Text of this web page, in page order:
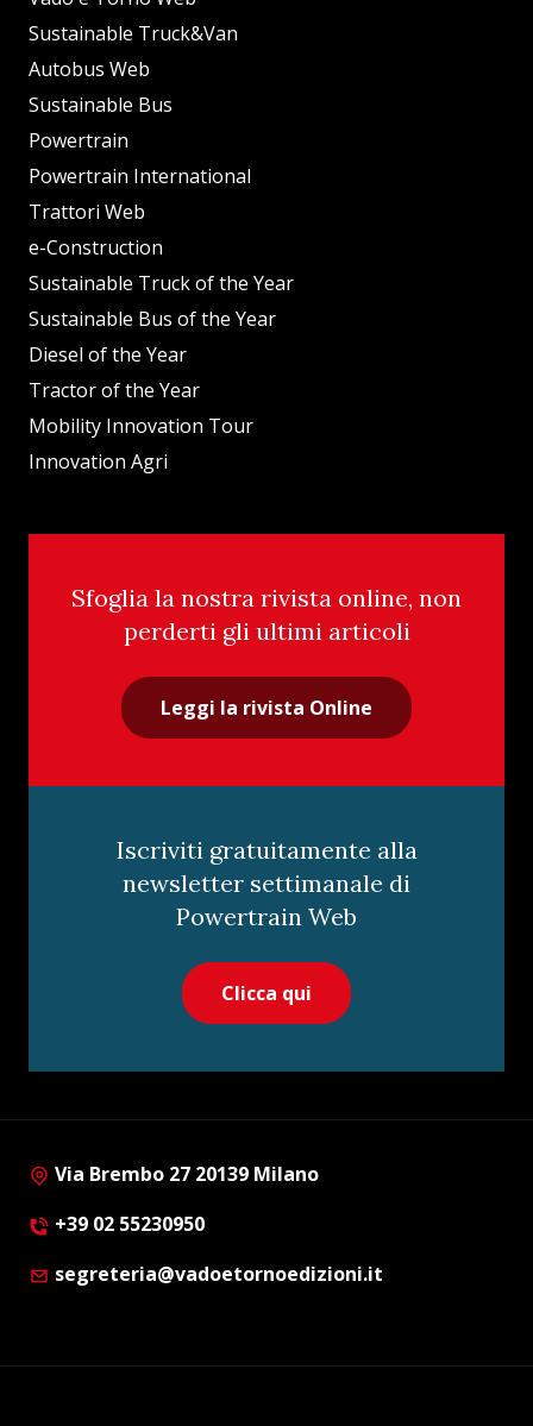
Sustainable Truck&Van
Autobus Web
Sustainable Bus
Powertrain
Powertrain International
Trattori Web
e-Construction
Sustainable Truck of the Year
Sustainable Bus of the Year
Diesel of the Year
Tractor of the Year
Mobility Innovation Tour
Innovation Agri
Sfoglia la nostra rivista online, non
perderti gli ultimi articoli
Leggi la rivista Online
Iscriviti gratuitamente alla
newsletter settimanale di
Powertrain Web
Clicca qui
Via Brembo 27 20139 Milano
+39 02 55230950
segreteria@vadoetornoedizioni.it